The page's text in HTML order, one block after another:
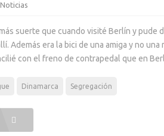
Noticias
suerte que cuando visité Berlín y pude
Además era la bici de una amiga y no
con el freno de contrapedal que en
Dinamarca Segregación